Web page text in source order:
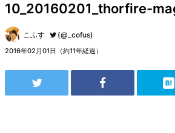
10_20160201_thorfire-
こふす (@_cofus)
2016年02月01日（約11年経過）